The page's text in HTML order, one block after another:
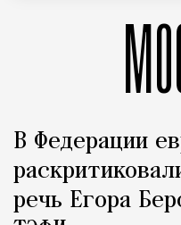
В Федерации
речь Егора